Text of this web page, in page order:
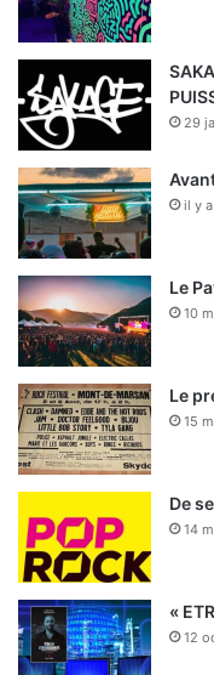
o
29
il y
Le
10
Le
15
De
14
«
12